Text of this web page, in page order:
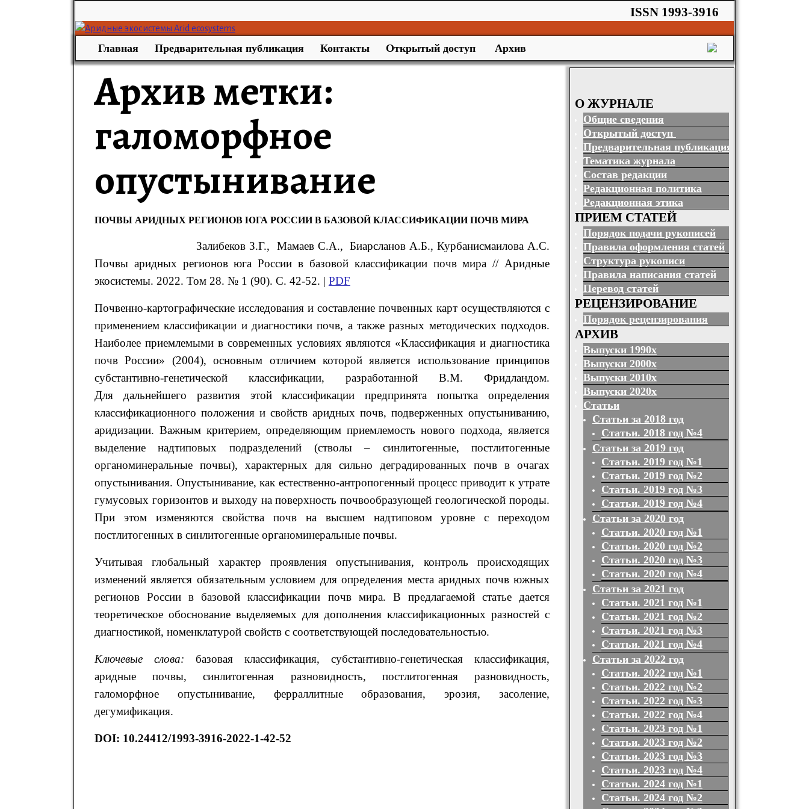
ISSN 1993-3916
Главная Предварительная публикация Контакты Открытый доступ Архив
Архив метки:
галоморфное
опустынивание
ПОЧВЫ АРИДНЫХ РЕГИОНОВ ЮГА РОССИИ В БАЗОВОЙ КЛАССИФИКАЦИИ ПОЧВ МИРА
Залибеков З.Г., Мамаев С.А., БиарслановА.Б., КурбанисмаиловаА.С.
Почвы аридных регионов юга России в базовой классификации почв мира// Аридные
экосистемы. 2022. Том 28. № 1 (90). С. 42-52. | PDF
Почвенно-картографические исследования и составление почвенных карт осуществляются с
применением классификации и диагностики почв, а также разных методических подходов.
Наиболее приемлемыми в современных условиях являются «Классификация и диагностика
почв России» (2004), основным отличием которой является использование принципов
субстантивно-генетической классификации, разработанной В.М. Фридландом.
Для дальнейшего развития этой классификации предпринята попытка определения
классификационного положения и свойств аридных почв, подверженных опустыниванию,
аридизации. Важным критерием, определяющим приемлемость нового подхода, является
выделение надтиповых подразделений (стволы – синлитогенные, постлитогенные
органоминеральные почвы), характерных для сильно деградированных почв в очагах
опустынивания. Опустынивание, как естественно-антропогенный процесс приводит к утрате
гумусовых горизонтов и выходу на поверхность почвообразующей геологической породы.
При этом изменяются свойства почв на высшем надтиповом уровне с переходом
постлитогенных в синлитогенные органоминеральные почвы.
Учитывая глобальный характер проявления опустынивания, контроль происходящих
изменений является обязательным условием для определения места аридных почв южных
регионов России в базовой классификации почв мира. В предлагаемой статье дается
теоретическое обоснование выделяемых для дополнения классификационных разностей с
диагностикой, номенклатурой свойств с соответствующей последовательностью.
Ключевые слова: базовая классификация, субстантивно-генетическая классификация,
аридные почвы, синлитогенная разновидность, постлитогенная разновидность,
галоморфное опустынивание, ферраллитные образования, эрозия, засоление,
дегумификация.
DOI: 10.24412/1993-3916-2022-1-42-52
О ЖУРНАЛЕ
Общие сведения
Открытый доступ
Предварительная публикация
Тематика журнала
Состав редакции
Редакционная политика
Редакционная этика
ПРИЕМ СТАТЕЙ
Порядок подачи рукописей
Правила оформления статей
Структура рукописи
Правила написания статей
Перевод статей
РЕЦЕНЗИРОВАНИЕ
Порядок рецензирования
АРХИВ
Выпуски 1990х
Выпуски 2000х
Выпуски 2010х
Выпуски 2020х
Статьи
Статьи за 2018 год
Статьи. 2018 год №4
Статьи за 2019 год
Статьи. 2019 год №1
Статьи. 2019 год №2
Статьи. 2019 год №3
Статьи. 2019 год №4
Статьи за 2020 год
Статьи. 2020 год №1
Статьи. 2020 год №2
Статьи. 2020 год №3
Статьи. 2020 год №4
Статьи за 2021 год
Статьи. 2021 год №1
Статьи. 2021 год №2
Статьи. 2021 год №3
Статьи. 2021 год №4
Статьи за 2022 год
Статьи. 2022 год №1
Статьи. 2022 год №2
Статьи. 2022 год №3
Статьи. 2022 год №4
Статьи. 2023 год №1
Статьи. 2023 год №2
Статьи. 2023 год №3
Статьи. 2023 год №4
Статьи. 2024 год №1
Статьи. 2024 год №2